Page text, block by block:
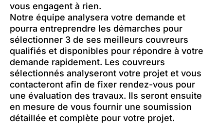
vous engagent à rien.
Notre équipe analysera votre demande et
pourra entreprendre les démarches pour
sélectionner 3 de ses meilleurs couvreurs
qualifiés et disponibles pour répondre à votre
demande rapidement. Les couvreurs
sélectionnés analyseront votre projet et vous
contacteront afin de fixer rendez-vous pour
une évaluation des travaux. Ils seront ensuite
en mesure de vous fournir une soumission
détaillée et complète pour votre projet.